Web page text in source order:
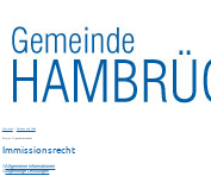
Startseite Rathaus und Politik
Externe Organisationseinheit
Immissionsrecht
Allgemeine Informationen
Zugehörige Leistungen